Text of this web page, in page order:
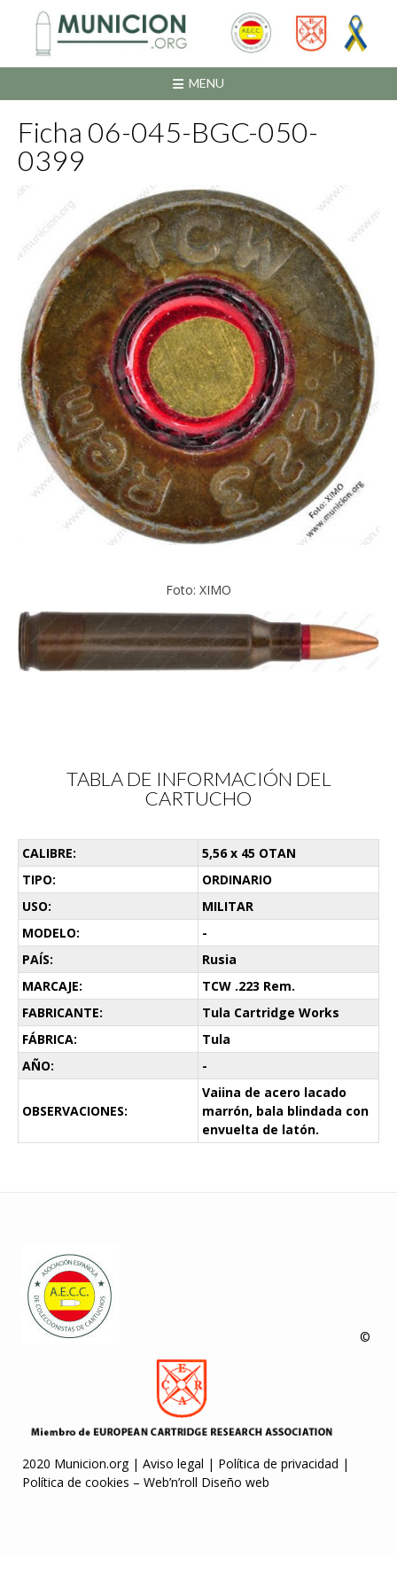
contenido
MENU
Ficha 06-045-BGC-050-
0399
Foto: XIMO
TABLA DE INFORMACIÓN DEL
CARTUCHO
CALIBRE:
5,56 x 45 OTAN
TIPO:
ORDINARIO
USO:
MILITAR
MODELO:
-
PAÍS:
Rusia
MARCAJE:
TCW .223 Rem.
FABRICANTE:
Tula Cartridge Works
FÁBRICA:
Tula
AÑO:
-
OBSERVACIONES:
Vaiina de acero lacado
marrón, bala blindada con
envuelta de latón.
©
2020 Municion.org | Aviso legal | Política de privacidad |
Política de cookies – Web’n’roll Diseño web